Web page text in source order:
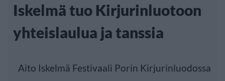
Iskelmä tuo Kirjurinluotoon
yhteislaulua ja tanssia
Aito Iskelmä Festivaali Porin Kirjurinluodossa